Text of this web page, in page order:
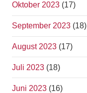
Oktober 2023 (17)
September 2023 (18)
August 2023 (17)
Juli 2023 (18)
Juni 2023 (16)